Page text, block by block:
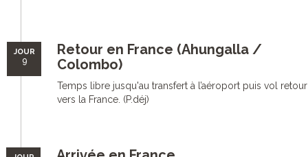
JOUR
9
Retour en France (Ahungalla /
Colombo)
Temps libre jusqu'au transfert à l’aéroport puis vol retour
vers la France. (P.déj)